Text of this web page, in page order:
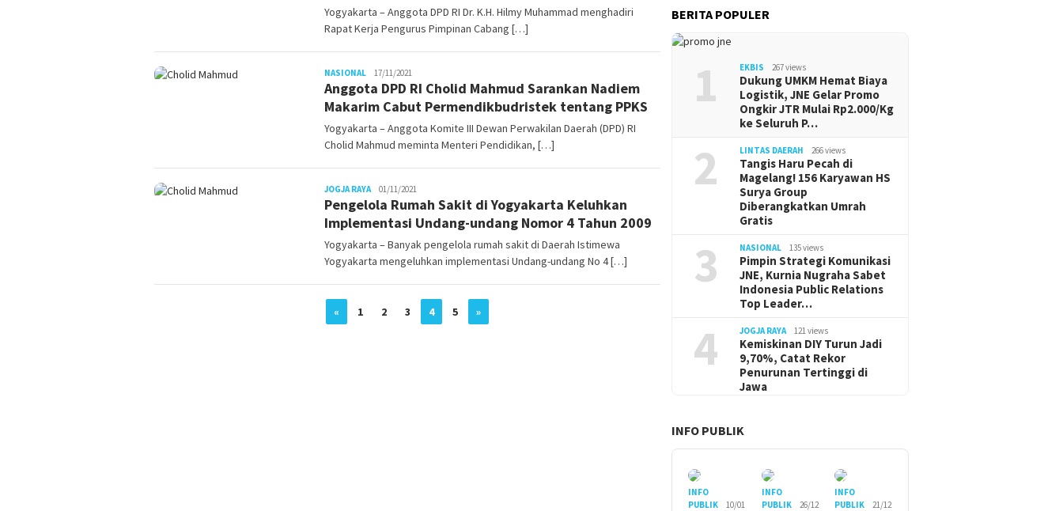
Yogyakarta – Anggota DPD RI Dr. K.H. Hilmy Muhammad menghadiri
Rapat Kerja Pengurus Pimpinan Cabang […]
NASIONAL Juno
17/11/2021
Anggota DPD RI Cholid Mahmud Sarankan Nadiem
Makarim Cabut Permendikbudristek tentang PPKS
Yogyakarta – Anggota Komite III Dewan Perwakilan Daerah (DPD) RI
Cholid Mahmud meminta Menteri Pendidikan, […]
JOGJA RAYAJuno01/11/2021
Pengelola Rumah Sakit di Yogyakarta Keluhkan
Implementasi Undang-undang Nomor 4 Tahun 2009
Yogyakarta – Banyak pengelola rumah sakit di Daerah Istimewa
Yogyakarta mengeluhkan implementasi Undang-undang No 4 […]
« 1 2 3 4 5 »
BERITA POPULER
1 EKBIS 267 views
Dukung UMKM Hemat Biaya
Logistik, JNE Gelar Promo
Ongkir JTR Mulai Rp2.000/Kg
ke Seluruh P…
2 LINTAS DAERAH 266 views
Tangis Haru Pecah di
Magelang! 156 Karyawan HS
Surya Group
Diberangkatkan Umrah
Gratis
3 NASIONAL 135 views
Pimpin Strategi Komunikasi
JNE, Kurnia Nugraha Sabet
Indonesia Public Relations
Top Leader…
4 JOGJA RAYA 121 views
Kemiskinan DIY Turun Jadi
9,70%, Catat Rekor
Penurunan Tertinggi di
Jawa
INFO PUBLIK
INFO
PUBLIK
10/01
INFO
PUBLIK
26/12
INFO
PUBLIK
21/12